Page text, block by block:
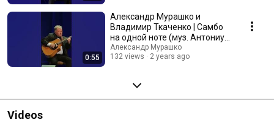
0:55
Александр Мурашко и
Владимир Ткаченко | Самбо
на одной ноте (муз. Антониу
Карлос Жобин)
Александр Мурашко
132 views
2 years ago
Videos